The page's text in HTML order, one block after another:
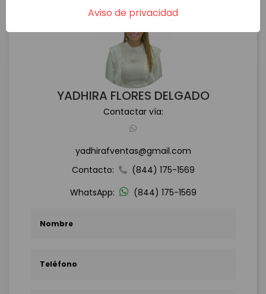
YADHIRA FLORES DELGADO
Contactar vía:
yadhirafventas@gmail.com
Contacto:
(844) 175-1569
WhatsApp:
(844) 175-1569
Aviso de privacidad